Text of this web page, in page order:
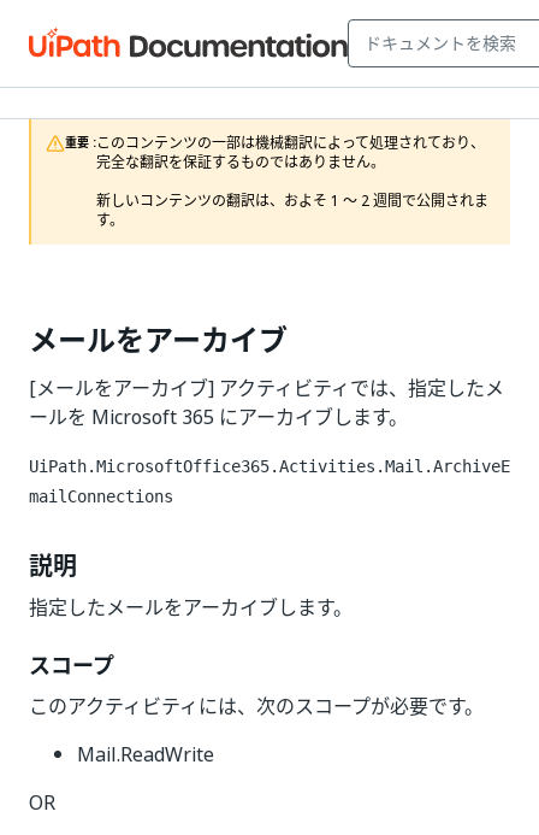
重要 :このコンテンツの一部は機械翻訳によって処理されており、
完全な翻訳を保証するものではありません。
新しいコンテンツの翻訳は、およそ 1 ～ 2 週間で公開されま
す。
メールをアーカイブ
[メールをアーカイブ] アクティビティでは、指定したメ
ールを Microsoft 365 にアーカイブします。
UiPath.MicrosoftOffice365.Activities.Mail.ArchiveE
mailConnections
説明
指定したメールをアーカイブします。
スコープ
このアクティビティには、次のスコープが必要です。
Mail.ReadWrite
OR